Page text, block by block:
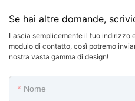
Se hai altre domande,
Lascia semplicemente il tuo indirizzo
modulo di contatto, così potremo
nostra vasta gamma di design!
Nome